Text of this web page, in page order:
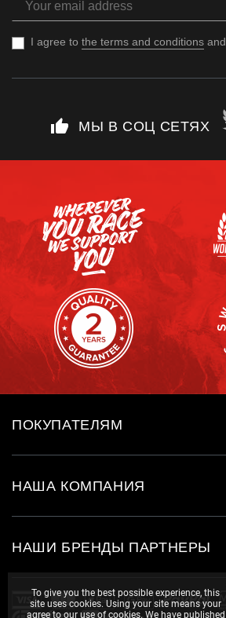
I agree to the terms and conditions and
thumb_up МЫ В СОЦ СЕТЯХ
ПОКУПАТЕЛЯМ
НАША КОМПАНИЯ
НАШИ БРЕНДЫ ПАРТНЕРЫ
To give you the best possible experience, this
site uses cookies. Using your site means your
agree to our use of cookies. We have published